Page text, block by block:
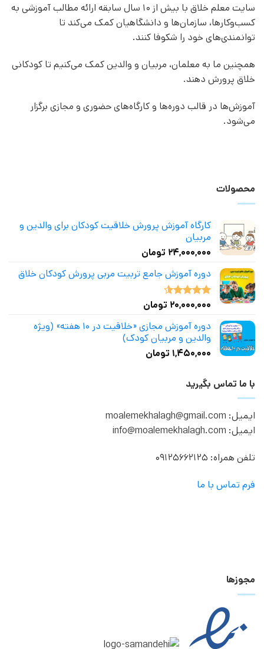
سایت معلم خلاق با بیش از 10 سال سابقه ارائه مطالب آموزشی به
کسب‌وکارها، سازمان‌ها و دانشگاهیان کمک می‌کند تا
توانمندی‌های خود را شکوفا کنند.
همچنین ما به معلمان، مربیان و والدین کمک می‌کنیم تا کودکانی
خلاق پرورش دهند.
آموزش‌ها در قالب دوره‌ها و کارگاه‌های حضوری و مجازی برگزار
می‌شود.
محصولات
کارگاه آموزش پرورش خلاقیت کودکان برای والدین و
مربیان
۲۴,۰۰۰,۰۰۰ تومان
دوره آموزش جامع تربیت مربی پرورش کودکان خلاق
نمره4.50
۲۰,۰۰۰,۰۰۰ تومان
دوره آموزش مجازی «خلاقیت در ۱۰ هفته» (ویژه
والدین و مربیان کودک)
۱,۴۵۰,۰۰۰ تومان
با ما تماس بگیرید
ایمیل: moalemekhalagh@gmail.com
ایمیل: info@moalemekhalagh.com
تلفن همراه: 09125662125
فرم تماس با ما
مجوزها